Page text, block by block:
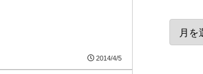
2014/4/5